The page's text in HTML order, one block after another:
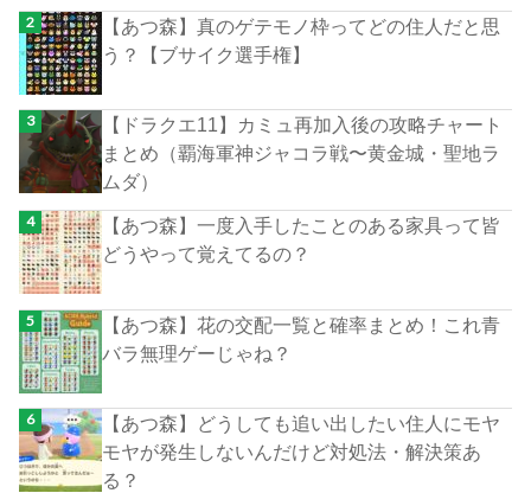
【あつ森】真のゲテモノ枠ってどの住人だと思
う？【ブサイク選手権】
【ドラクエ11】カミュ再加入後の攻略チャート
まとめ（覇海軍神ジャコラ戦〜黄金城・聖地ラ
ムダ）
【あつ森】一度入手したことのある家具って皆
どうやって覚えてるの？
【あつ森】花の交配一覧と確率まとめ！これ青
バラ無理ゲーじゃね？
【あつ森】どうしても追い出したい住人にモヤ
モヤが発生しないんだけど対処法・解決策あ
る？